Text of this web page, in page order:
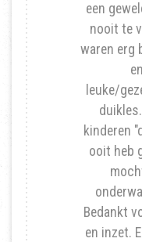
een
nooit te
waren erg
leuke/
kinderen
ooit heb
Bedankt
en inzet.